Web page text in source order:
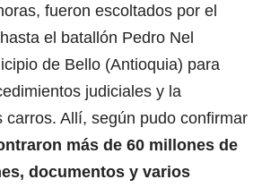
fueron escoltados por el
el batallón Pedro Nel
de Bello (Antioquia) para
judiciales y la
carros. Allí, según pudo confirmar
más de 60 millones de
documentos y varios